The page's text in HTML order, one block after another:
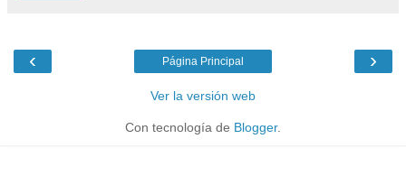
‹ ›
Página Principal
Ver la versión web
Con tecnología de Blogger.